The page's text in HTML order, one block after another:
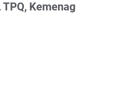
TPQ, Kemenag